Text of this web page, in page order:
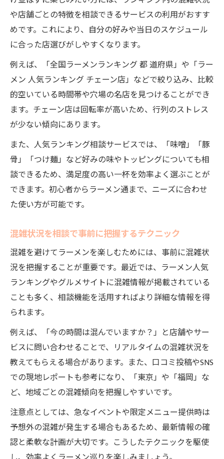
や店舗ごとの特徴を相談できるサービスの利用がおすす
めです。これにより、自分の好みや当日のスケジュール
に合った店選びがしやすくなります。
例えば、「全国ラーメンランキング 都 道府県」や「ラー
メン 人気ランキング チェーン店」などで絞り込み、比較
的空いている時間帯や穴場の名店を見つけることができ
ます。チェーン店は回転率が高いため、行列のストレス
が少ない傾向にあります。
また、人気ランキング相談サービスでは、「味噌」「豚
骨」「つけ麺」など好みの味やトッピングについても相
談できるため、満足度の高い一杯を効率よく選ぶことが
できます。初心者からラーメン通まで、ニーズに合わせ
た使い方が可能です。
混雑状況を相談で事前に把握するテクニック
混雑を避けてラーメンを楽しむためには、事前に混雑状
況を把握することが重要です。最近では、ラーメン人気
ランキングやグルメサイトに混雑情報が掲載されている
ことも多く、相談機能を活用すればより詳細な情報を得
られます。
例えば、「今の時間は混んでいますか？」と店舗やサー
ビスに問い合わせることで、リアルタイムの混雑状況を
教えてもらえる場合があります。また、口コミ投稿やSNS
での現地レポートも参考になり、「東京」や「福岡」な
ど、地域ごとの混雑傾向を把握しやすいです。
注意点としては、急なイベントや限定メニュー提供時は
予想外の混雑が発生する場合もあるため、最新情報の確
認と柔軟な計画が大切です。こうしたテクニックを駆使